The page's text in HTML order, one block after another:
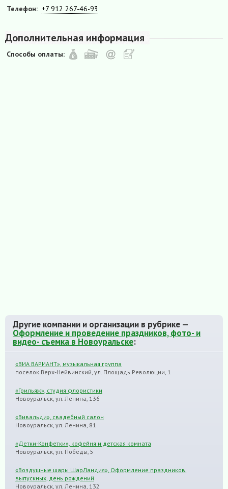
Телефон: +7 912 267-46-93
Дополнительная информация
Способы оплаты:
Другие компании и организации в рубрике —
Оформление и проведение праздников, фото- и
видео- съемка в Новоуральске:
«ВИА ВАРИАНТ», музыкальная группа
поселок Верх-Нейвинский, ул. Площадь Революции, 1
«Грильяж», студия флористики
Новоуральск, ул. Ленина, 136
«Вивальди», свадебный салон
Новоуральск, ул. Ленина, 81
«Детки-Конфетки», кофейня и детская комната
Новоуральск, ул. Победы, 5
«Воздушные шары ШарЛандия», Оформление праздников,
выпускных, день рождений
Новоуральск, ул. Ленина, 132